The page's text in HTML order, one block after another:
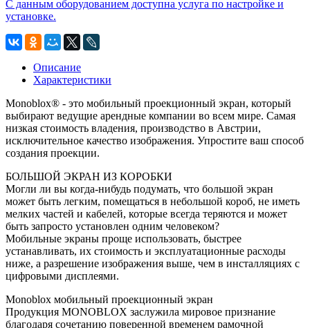
С данным оборудованием доступна услуга по настройке и
установке.
Описание
Характеристики
Monoblox® - это мобильный проекционный экран, который
выбирают ведущие арендные компании во всем мире. Самая
низкая стоимость владения, производство в Австрии,
исключительное качество изображения. Упростите ваш способ
создания проекции.
БОЛЬШОЙ ЭКРАН ИЗ КОРОБКИ
Могли ли вы когда-нибудь подумать, что большой экран
может быть легким, помещаться в небольшой короб, не иметь
мелких частей и кабелей, которые всегда теряются и может
быть запросто установлен одним человеком?
Мобильные экраны проще использовать, быстрее
устанавливать, их стоимость и эксплуатационные расходы
ниже, а разрешение изображения выше, чем в инсталляциях с
цифровыми дисплеями.
Monoblox мобильный проекционный экран
Продукция MONOBLOX заслужила мировое признание
благодаря сочетанию поверенной временем рамочной